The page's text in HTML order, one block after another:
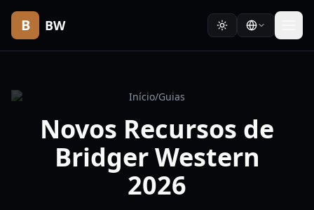
B BW
Início/Guias
Novos Recursos de
Bridger Western
2026